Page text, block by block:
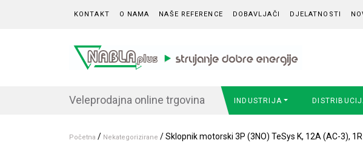
KONTAKT O NAMA NAŠE REFERENCE DOBAVLJAČI DJELATNOSTI
Veleprodajna online trgovina INDUSTRIJA
Početna / Nekategorizirane / Sklopnik motorski 3P (3NO) TeSys K, 12A (AC-3),